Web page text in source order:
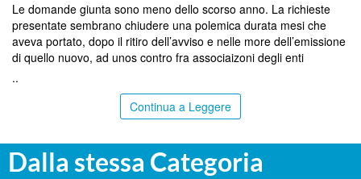
Le domande giunta sono meno dello scorso anno. La richieste
presentate sembrano chiudere una polemica durata mesi che
aveva portato, dopo il ritiro dell’avviso e nelle more dell’emissione
di quello nuovo, ad unos contro fra associaizoni degli enti
..
Continua a Leggere
Dalla stessa Categoria